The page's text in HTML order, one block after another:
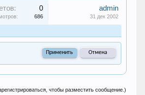
0
686
admin
31 дек 2002
чтобы разместить сообщение.)